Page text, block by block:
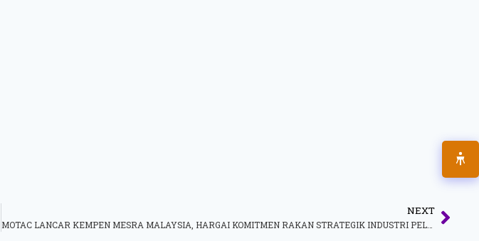
NEXT
MOTAC LANCAR KEMPEN MESRA MALAYSIA, HARGAI KOMITMEN RAKAN STRATEGIK INDUSTRI PELANCONGAN